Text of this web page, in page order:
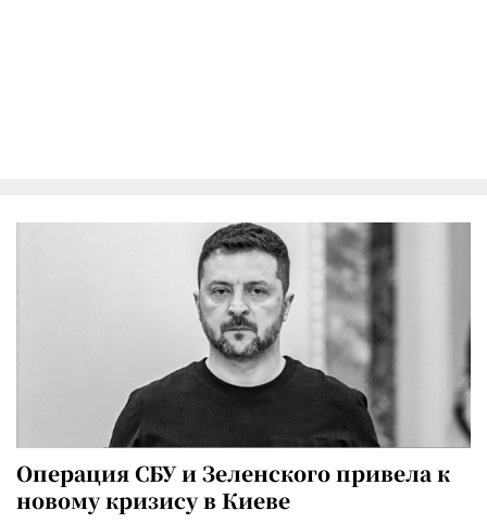
Операция СБУ и Зеленского привела к
новому кризису в Киеве